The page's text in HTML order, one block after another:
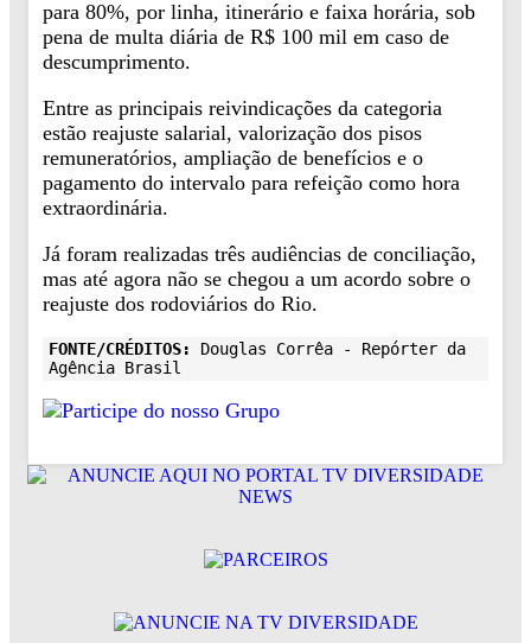
para 80%, por linha, itinerário e faixa horária, sob
pena de multa diária de R$ 100 mil em caso de
descumprimento.
Entre as principais reivindicações da categoria
estão reajuste salarial, valorização dos pisos
remuneratórios, ampliação de benefícios e o
pagamento do intervalo para refeição como hora
extraordinária.
Já foram realizadas três audiências de conciliação,
mas até agora não se chegou a um acordo sobre o
reajuste dos rodoviários do Rio.
FONTE/CRÉDITOS:
Douglas Corrêa - Repórter da
Agência Brasil